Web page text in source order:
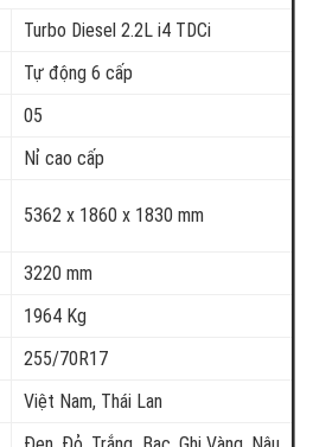
Turbo Diesel 2.2L i4 TDCi
Tự động 6 cấp
05
Nỉ cao cấp
5362 x 1860 x 1830 mm
3220 mm
1964 Kg
255/70R17
Việt Nam, Thái Lan